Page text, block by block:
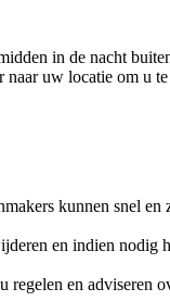
in de nacht
naar uw locatie om u
kunnen snel en
en indien nodig
en adviseren